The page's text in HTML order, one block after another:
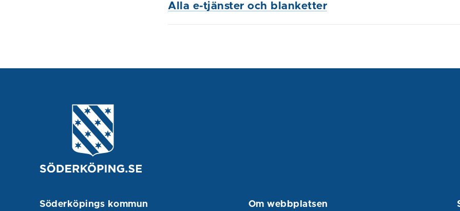
Alla e-tjänster och blanketter
Söderköpings kommun Om webbplatsen